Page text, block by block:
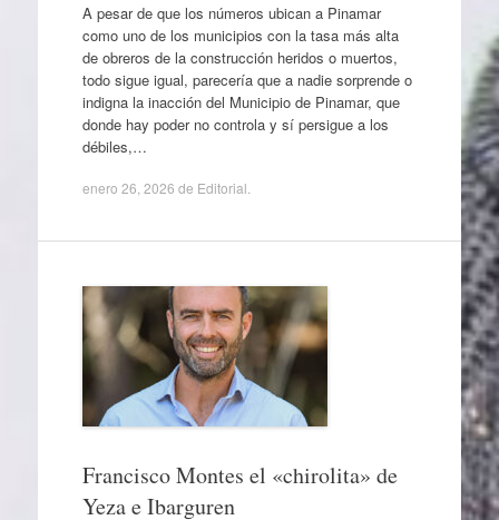
A pesar de que los números ubican a Pinamar
como uno de los municipios con la tasa más alta
de obreros de la construcción heridos o muertos,
todo sigue igual, parecería que a nadie sorprende o
indigna la inacción del Municipio de Pinamar, que
donde hay poder no controla y sí persigue a los
débiles,…
enero 26, 2026 de Editorial
Francisco Montes el «chirolita» de
Yeza e Ibarguren